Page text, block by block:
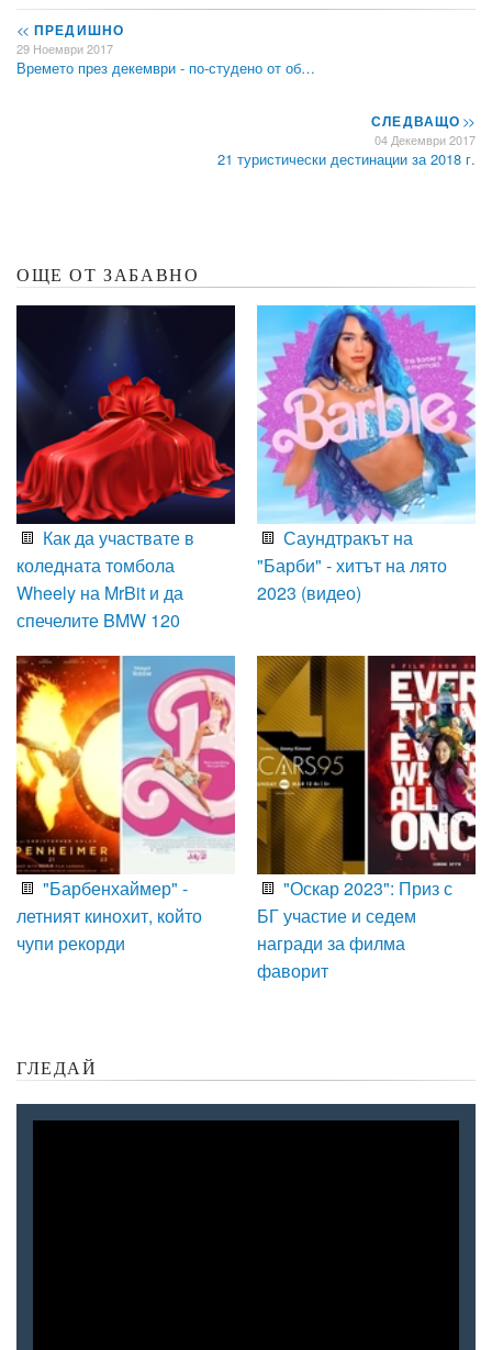
<< ПРЕДИШНО
29 Ноември 2017
Времето през декември - по-студено от об…
СЛЕДВАЩО>>
04 Декември 2017
21 туристически дестинации за 2018 г.
ОЩЕ ОТ ЗАБАВНО
Как да участвате в
коледната томбола
Wheely на MrBit и да
спечелите BMW 120
Саундтракът на
"Барби" - хитът на лято
2023 (видео)
"Барбенхаймер" -
летният кинохит, който
чупи рекорди
"Оскар 2023": Приз с
БГ участие и седем
награди за филма
фаворит
ГЛЕДАЙ